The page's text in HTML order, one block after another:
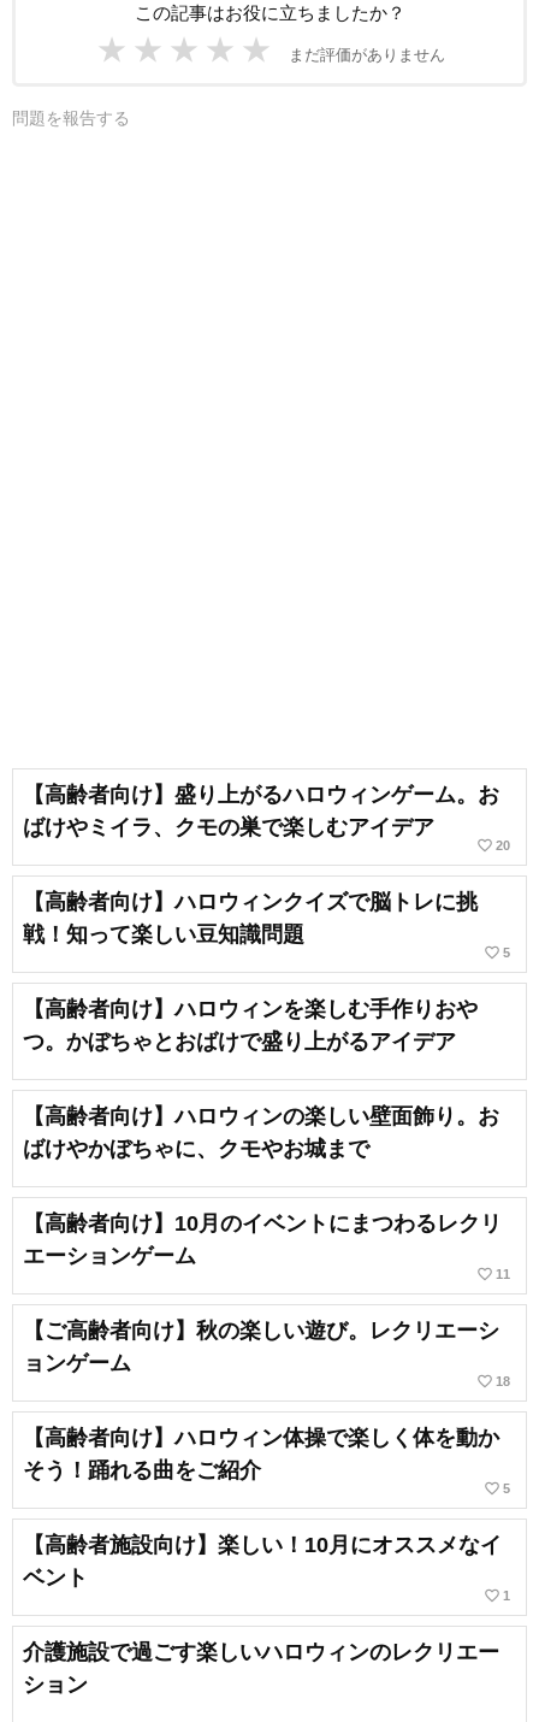
この記事はお役に立ちましたか？
★ ★ ★ ★ ★ まだ評価がありません
問題を報告する
【高齢者向け】盛り上がるハロウィンゲーム。お
ばけやミイラ、クモの巣で楽しむアイデア
favorite_border 20
【高齢者向け】ハロウィンクイズで脳トレに挑
戦！知って楽しい豆知識問題
favorite_border 5
【高齢者向け】ハロウィンを楽しむ手作りおや
つ。かぼちゃとおばけで盛り上がるアイデア
【高齢者向け】ハロウィンの楽しい壁面飾り。お
ばけやかぼちゃに、クモやお城まで
【高齢者向け】10月のイベントにまつわるレクリ
エーションゲーム
favorite_border 11
【ご高齢者向け】秋の楽しい遊び。レクリエーシ
ョンゲーム
favorite_border 18
【高齢者向け】ハロウィン体操で楽しく体を動か
そう！踊れる曲をご紹介
favorite_border 5
【高齢者施設向け】楽しい！10月にオススメなイ
ベント
favorite_border 1
介護施設で過ごす楽しいハロウィンのレクリエー
ション